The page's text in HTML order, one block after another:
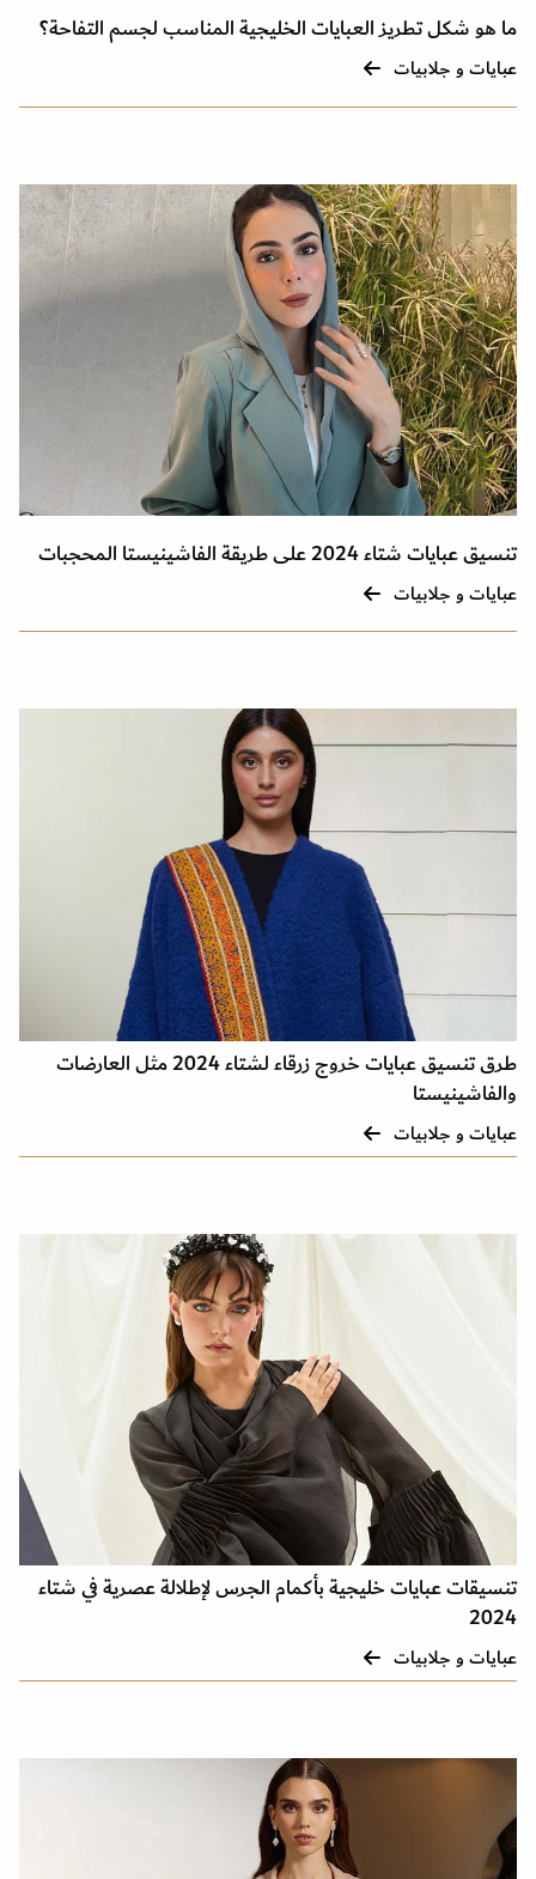
ما هو شكل تطريز العبايات الخليجية المناسب لجسم التفاحة؟
عبايات و جلابيات
تنسيق عبايات شتاء 2024 على طريقة الفاشينيستا المحجبات
عبايات و جلابيات
طرق تنسيق عبايات خروج زرقاء لشتاء 2024 مثل العارضات
والفاشينيستا
عبايات و جلابيات
تنسيقات عبايات خليجية بأكمام الجرس لإطلالة عصرية في شتاء
2024
عبايات و جلابيات